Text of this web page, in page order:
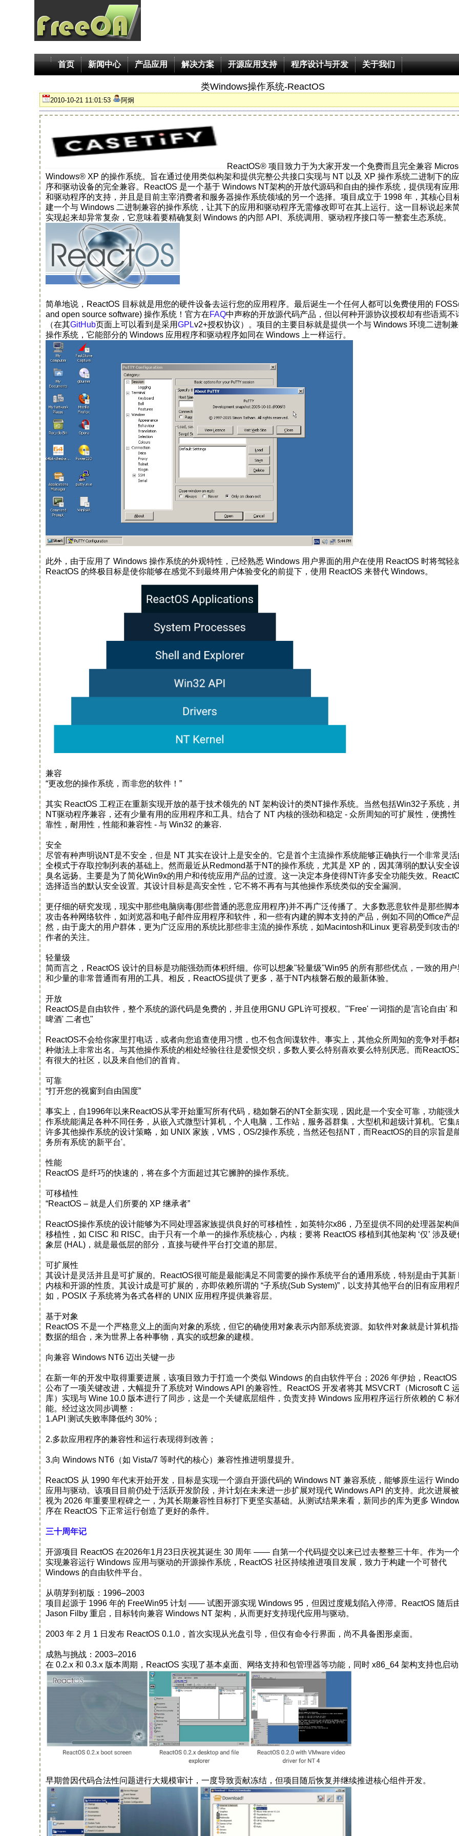
首页 新闻中心 产品应用 解决方案 开源应用支持 程序设计与开发 关于我们
类Windows操作系统-ReactOS
2010-10-21 11:01:53 阿炯
ReactOS® 项目致力于为大家开发一个免费而且完全兼容
Windows® XP 的操作系统。旨在通过使用类似构架和提供完整公共接口实现与 NT 以及 XP 操作系统二进制下的
序和驱动设备的完全兼容。ReactOS 是一个基于 Windows NT架构的开放代源码和自由的操作系统，提供现有应
和驱动程序的支持，并且是目前主宰消费者和服务器操作系统领域的另一个选择。项目成立于 1998 年，其核心目
建一个与 Windows 二进制兼容的操作系统，让其下的应用和驱动程序无需修改即可在其上运行。这一目标说起来
实现起来却异常复杂，它意味着要精确复刻 Windows 的内部 API、系统调用、驱动程序接口等一整套生态系统。
简单地说，ReactOS 目标就是用您的硬件设备去运行您的应用程序。最后诞生一个任何人都可以免费使用的
and open source software) 操作系统！官方在FAQ中声称的开放源代码产品，但以何种开源协议授权却有些语焉不
（在其GitHub页面上可以看到是采用GPLv2+授权协议）。项目的主要目标就是提供一个与 Windows 环境二进制
操作系统，它能部分的 Windows 应用程序和驱动程序如同在 Windows 上一样运行。
此外，由于应用了 Windows 操作系统的外观特性，已经熟悉 Windows 用户界面的用户在使用 ReactOS 时将驾轻
ReactOS 的终极目标是使你能够在感觉不到最终用户体验变化的前提下，使用 ReactOS 来替代 Windows。
兼容
“更改您的操作系统，而非您的软件！”
其实 ReactOS 工程正在重新实现开放的基于技术领先的 NT 架构设计的类NT操作系统。当然包括Win32子系统，
NT驱动程序兼容，还有少量有用的应用程序和工具。结合了 NT 内核的强劲和稳定 - 众所周知的可扩展性，便携性
靠性，耐用性，性能和兼容性 - 与 Win32 的兼容.
安全
尽管有种声明说NT是不安全，但是 NT 其实在设计上是安全的。它是首个主流操作系统能够正确执行一个非常灵
全模式于存取控制列表的基础上。然而最近从Redmond基于NT的操作系统，尤其是 XP 的，因其薄弱的默认安全
臭名远扬。主要是为了简化Win9x的用户和传统应用产品的过渡。这一决定本身使得NT许多安全功能失效。
选择适当的默认安全设置。其设计目标是高安全性，它不将不再有与其他操作系统类似的安全漏洞。
更仔细的研究发现，现实中那些电脑病毒(那些普通的恶意应用程序)并不再广泛传播了。大多数恶意软件是那些脚
攻击各种网络软件，如浏览器和电子邮件应用程序和软件，和一些有内建的脚本支持的产品，例如不同的Office产
然，由于庞大的用户群体，更为广泛应用的系统比那些非主流的操作系统，如Macintosh和Linux 更容易受到攻击
作者的关注。
轻量级
简而言之，ReactOS 设计的目标是功能强劲而体积纤细。你可以想象"轻量级"Win95 的所有那些优点，一致的用户
和少量的非常普通而有用的工具。相反，ReactOS提供了更多，基于NT内核磐石般的最新体验。
开放
ReactOS是自由软件，整个系统的源代码是免费的，并且使用GNU GPL许可授权。"'Free' 一词指的是'言论自由'
啤酒' 二者也"
ReactOS不会给你家里打电话，或者向您追查使用习惯，也不包含间谍软件。事实上，其他众所周知的竞争对手都
种做法上非常出名。与其他操作系统的相处经验往往是爱恨交织，多数人要么特别喜欢要么特别厌恶。而ReactOS
有很大的社区，以及来自他们的首肯。
可靠
“打开您的视窗到自由国度”
事实上，自1996年以来ReactOS从零开始重写所有代码，稳如磐石的NT全新实现，因此是一个安全可靠，功能强
作系统能满足各种不同任务，从嵌入式微型计算机，个人电脑，工作站，服务器群集，大型机和超级计算机。它集
许多其他操作系统的设计策略，如 UNIX 家族，VMS，OS/2操作系统，当然还包括NT，而ReactOS的目的宗旨是
务所有系统'的新平台'。
性能
ReactOS 是纤巧的快速的，将在多个方面超过其它臃肿的操作系统。
可移植性
“ReactOS – 就是人们所要的 XP 继承者”
ReactOS操作系统的设计能够为不同处理器家族提供良好的可移植性，如英特尔x86，乃至提供不同的处理器架构
移植性，如 CISC 和 RISC。由于只有一个单一的操作系统核心，内核；要将 ReactOS 移植到其他架构 ‘仅’ 涉及硬
象层 (HAL)，就是最低层的部分，直接与硬件平台打交道的那层。
可扩展性
其设计是灵活并且是可扩展的。ReactOS很可能是最能满足不同需要的操作系统平台的通用系统，特别是由于其新
内核和开源的性质。其设计成是可扩展的，亦即依赖所谓的 “子系统(Sub System)”，以支持其他平台的旧有应用程
如，POSIX 子系统将为各式各样的 UNIX 应用程序提供兼容层。
基于对象
ReactOS 不是一个严格意义上的面向对象的系统，但它的确使用对象表示内部系统资源。如软件对象就是计算机
数据的组合，来为世界上各种事物，真实的或想象的建模。
向兼容 Windows NT6 迈出关键一步
在新一年的开发中取得重要进展，该项目致力于打造一个类似 Windows 的自由软件平台；2026 年伊始，ReactOS
公布了一项关键改进，大幅提升了系统对 Windows API 的兼容性。ReactOS 开发者将其 MSVCRT（Microsoft C
库）实现与 Wine 10.0 版本进行了同步，这是一个关键底层组件，负责支持 Windows 应用程序运行所依赖的 C 标
能。经过这次同步调整：
1.API 测试失败率降低约 30%；
2.多款应用程序的兼容性和运行表现得到改善；
3.向 Windows NT6（如 Vista/7 等时代的核心）兼容性推进明显提升。
ReactOS 从 1990 年代末开始开发，目标是实现一个源自开源代码的 Windows NT 兼容系统，能够原生运行
应用与驱动。该项目目前仍处于活跃开发阶段，并计划在未来进一步扩展对现代 Windows API 的支持。此次进展
视为 2026 年重要里程碑之一，为其长期兼容性目标打下更坚实基础。从测试结果来看，新同步的库为更多
序在 ReactOS 下正常运行创造了更好的条件。
三十周年记
开源项目 ReactOS 在2026年1月23日庆祝其诞生 30 周年 —— 自第一个代码提交以来已过去整整三十年。作为一
实现兼容运行 Windows 应用与驱动的开源操作系统，ReactOS 社区持续推进项目发展，致力于构建一个可替代
Windows 的自由软件平台。
从萌芽到初版：1996–2003
项目起源于 1996 年的 FreeWin95 计划 —— 试图开源实现 Windows 95，但因过度规划陷入停滞。ReactOS 随后
Jason Filby 重启，目标转向兼容 Windows NT 架构，从而更好支持现代应用与驱动。
2003 年 2 月 1 日发布 ReactOS 0.1.0，首次实现从光盘引导，但仅有命令行界面，尚不具备图形桌面。
成熟与挑战：2003–2016
在 0.2.x 和 0.3.x 版本周期，ReactOS 实现了基本桌面、网络支持和包管理器等功能，同时 x86_64 架构支持也启
早期曾因代码合法性问题进行大规模审计，一度导致贡献冻结，但项目随后恢复并继续推进核心组件开发。